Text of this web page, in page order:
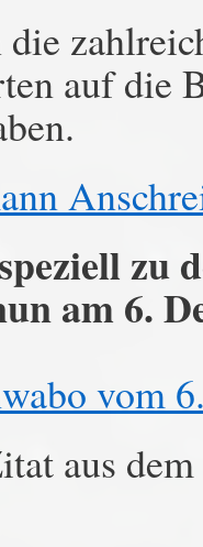
auf die
zu
am 6.
vom
aus